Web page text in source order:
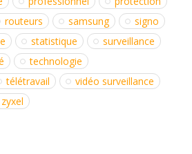
routeurs samsung
signo
statistique
surveillance
technologie
télétravail
vidéo surveillance
zyxel